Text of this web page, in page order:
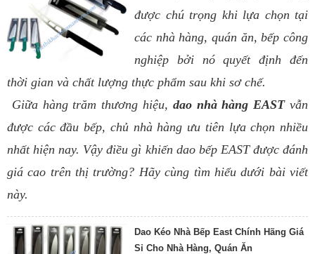
được chú trọng khi lựa chọn tại
các nhà hàng, quán ăn, bếp công
nghiệp bởi nó quyết định đến
thời gian và chất lượng thực phẩm sau khi sơ chế.
Giữa hàng trăm thương hiệu, dao nhà hàng EASTvẫn
được các đầu bếp, chủ nhà hàng ưu tiên lựa chọn nhiều
nhất hiện nay. Vậy điều gì khiến dao bếp EAST được đánh
giá cao trên thị trường? Hãy cùng tìm hiểu dưới bài viết
này.
Dao Kéo Nhà Bếp East Chính Hãng Giá
Sỉ Cho Nhà Hàng, Quán Ăn